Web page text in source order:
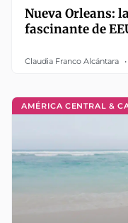
Nueva Orleans:
fascinante de
Claudia Franco Alcántara
AMÉRICA CENTRAL &